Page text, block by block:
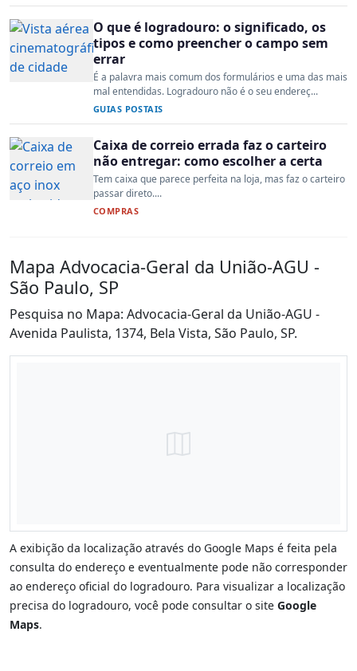
O que é logradouro: o significado, os
tipos e como preencher o campo sem
errar
É a palavra mais comum dos formulários e uma das mais
mal entendidas. Logradouro não é o seu endereç...
GUIAS POSTAIS
Caixa de correio errada faz o carteiro
não entregar: como escolher a certa
Tem caixa que parece perfeita na loja, mas faz o carteiro
passar direto....
COMPRAS
Mapa Advocacia-Geral da União-AGU -
São Paulo, SP
Pesquisa no Mapa: Advocacia-Geral da União-AGU -
Avenida Paulista, 1374, Bela Vista, São Paulo, SP.
A exibição da localização através do Google Maps é feita pela
consulta do endereço e eventualmente pode não corresponder
ao endereço oficial do logradouro. Para visualizar a localização
precisa do logradouro, você pode consultar o site Google
Maps.